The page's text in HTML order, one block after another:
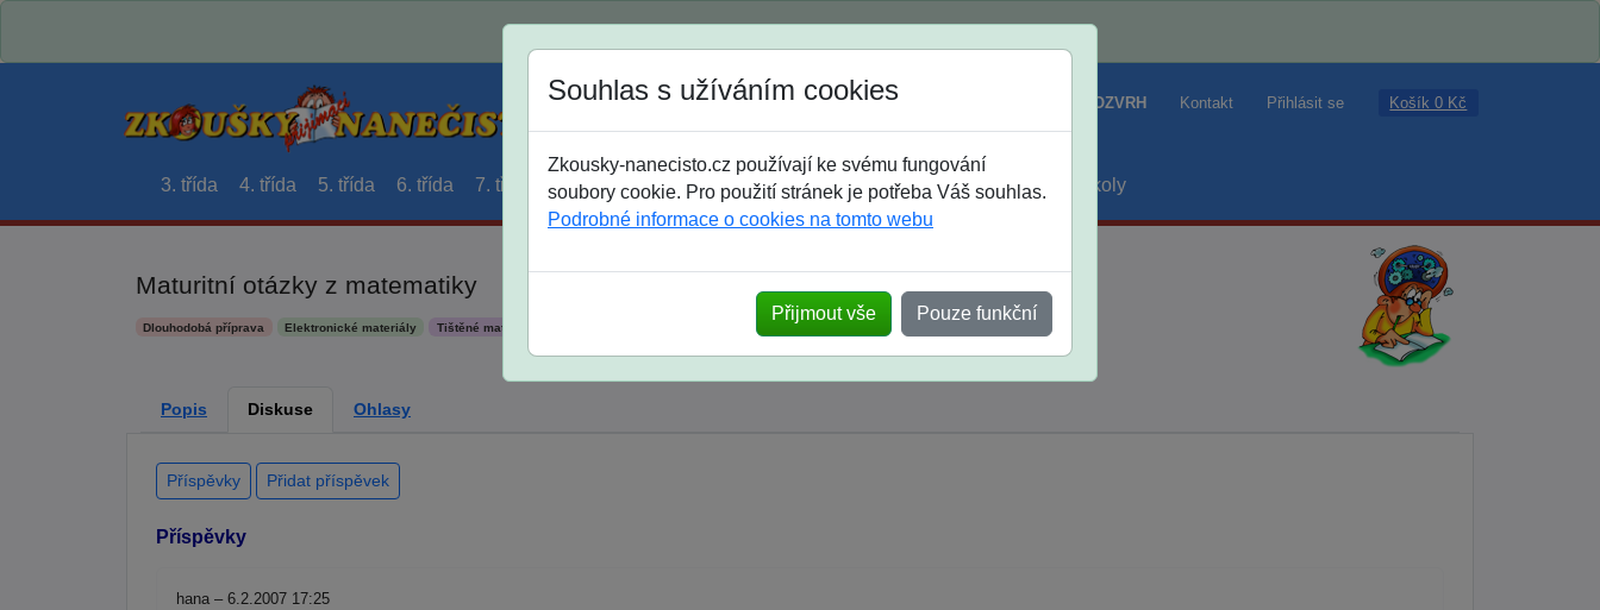
Jak si vybrat ROZVRH Kontakt Přihlásit se Košík 0 Kč
3. třída 4. třída 5. třída 6. třída 7. třída 8. třída 9. třída střední maturanti soutěže prázdniny školy
Maturitní otázky z matematiky
Dlouhodobá příprava Elektronické materiály Tištěné materiály
Popis Diskuse Ohlasy
Souhlas s užíváním cookies
Zkousky-nanecisto.cz používají ke svému fungování
soubory cookie. Pro použití stránek je potřeba Váš souhlas.
Podrobné informace o cookies na tomto webu
Přijmout vše Pouze funkční
Příspěvky Přidat příspěvek
Příspěvky
hana – 6.2.2007 17:25